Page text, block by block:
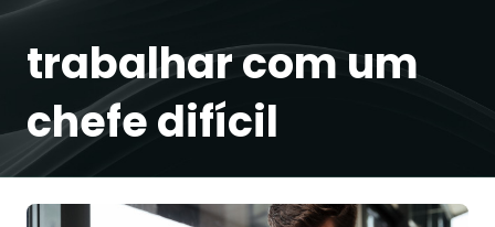
trabalhar com um
chefe difícil